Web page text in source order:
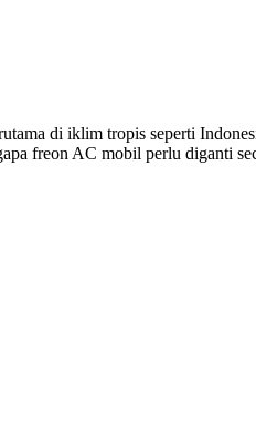
di iklim tropis seperti
freon AC mobil perlu diganti